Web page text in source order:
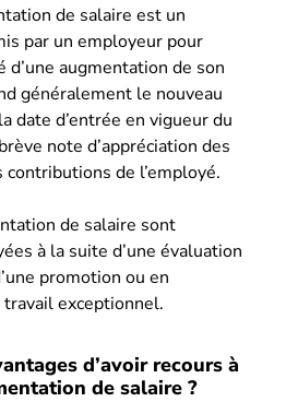
de salaire est un
par un employeur pour
augmentation de son
généralement le nouveau
date d’entrée en vigueur du
note d’appréciation des
de l’employé.
de salaire sont
à la suite d’une évaluation
promotion ou en
travail exceptionnel.
d’avoir recours à
de salaire ?